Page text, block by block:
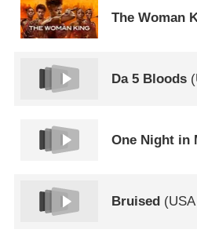
The Woman
Da 5 Bloods (
One Night in
Bruised (USA